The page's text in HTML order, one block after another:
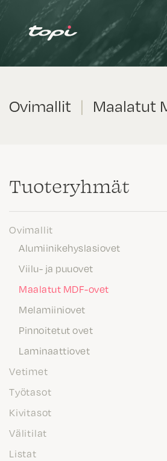
Ovimallit | Maalatut
Tuote­ryhmät
Ovimallit
Alumiinikehyslasiovet
Viilu- ja puuovet
Maalatut MDF-ovet
Melamiiniovet
Pinnoitetut ovet
Laminaattiovet
Vetimet
Työtasot
Kivitasot
Välitilat
Listat